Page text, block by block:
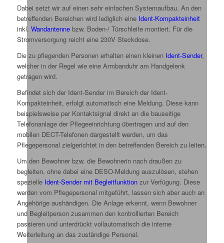
Dabei setzt wir auf einen sehr einfachen Systemaufbau. An den
betreffenden Bereichen wird lediglich eine Ident-Kompakteinheit
inkl. Wandantennebzw. Boden-/ Türschleife montiert. Für die
Stromversorgung reicht eine 230V Steckdose.
Die zu pflegenden Personen erhalten einen kleinen Ident-Sender,
welcher in der Regel wie eine Armbanduhr am Handgelenk
getragen wird.
Befindet sich der Ident-Sender im Bereich der Ident-
Kompakteinheit, erfolgt automatisch eine Meldung. Diese kann
beispielsweise per Kontaktsignal direkt an die bauseitige
Telefonanlage der Pflegeeinrichtung übertragen und auf den
mobilen DECT-Telefonen dargestellt werden, um das
Pflegepersonal zielgerichtet in den betreffenden Bereich zu leiten.
Um den Bewohner bzw. die Bewohnerin nach draußen zu
begleiten, ohne dabei eine DESO-Meldung auszulösen, stehen
spezielle Ident-Sender mit Begleitfunktionzur Verfügung. Diese
werden vom Pflegepersonal mitgeführt, lassen sich aber auch an
Angehörige aushändigen. Die Anlage erkennt, wenn Bewohner
und Begleitperson zusammen den kontrollierten Bereich
passieren und unterdrückt vollautomatisch die interne
Weiterleitung an das zuständige Personal.